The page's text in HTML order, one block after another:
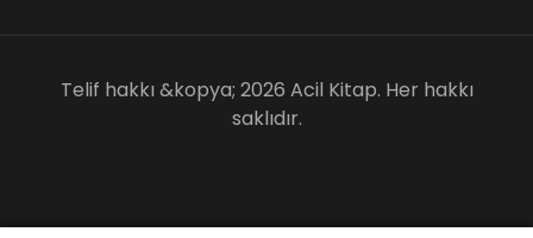
Telif hakkı &kopya; 2026 Acil Kitap. Her hakkı
saklıdır.